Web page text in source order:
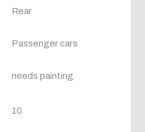
Rear
Passenger cars
needs painting
10